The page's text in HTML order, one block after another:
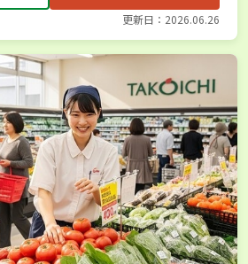
更新日：2026.06.26